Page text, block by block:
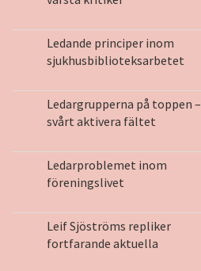
Ledande principer inom
sjukhusbiblioteksarbetet
Ledargrupperna på toppen –
svårt aktivera fältet
Ledarproblemet inom
föreningslivet
Leif Sjöströms repliker
fortfarande aktuella